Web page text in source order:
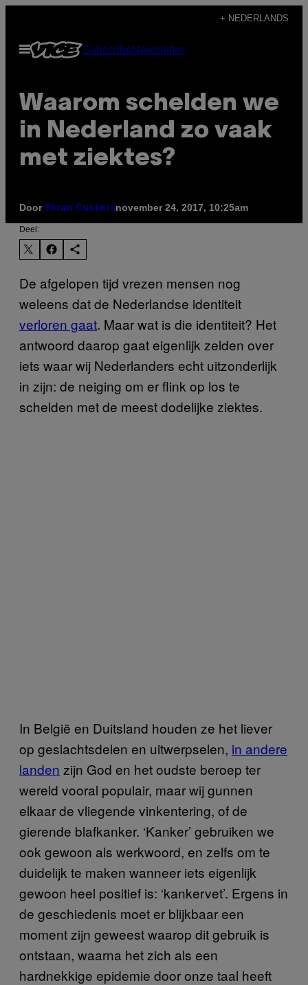
de
+ NEDERLANDS
Open
menu
SubscribeNewsletter
Waarom schelden we
in Nederland zo vaak
met ziektes?
Door Yoran Custersnovember 24, 2017, 10:25am
Deel:
De afgelopen tijd vrezen mensen nog
weleens dat de Nederlandse identiteit
verloren gaat. Maar wat is die identiteit? Het
antwoord daarop gaat eigenlijk zelden over
iets waar wij Nederlanders echt uitzonderlijk
in zijn: de neiging om er flink op los te
schelden met de meest dodelijke ziektes.
In België en Duitsland houden ze het liever
op geslachtsdelen en uitwerpselen, in andere
landen zijn God en het oudste beroep ter
wereld vooral populair, maar wij gunnen
elkaar de vliegende vinkentering, of de
gierende blafkanker. ‘Kanker’ gebruiken we
ook gewoon als werkwoord, en zelfs om te
duidelijk te maken wanneer iets eigenlijk
gewoon heel positief is: ‘kankervet’. Ergens in
de geschiedenis moet er blijkbaar een
moment zijn geweest waarop dit gebruik is
ontstaan, waarna het zich als een
hardnekkige epidemie door onze taal heeft